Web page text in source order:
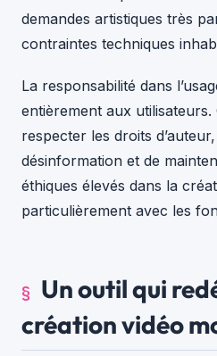
demandes artistiques très
contraintes techniques
La responsabilité dans
entièrement aux utilisateurs.
respecter les droits d’auteur,
désinformation et de
éthiques élevés dans la
particulièrement avec les
Un outil qui
création vidéo